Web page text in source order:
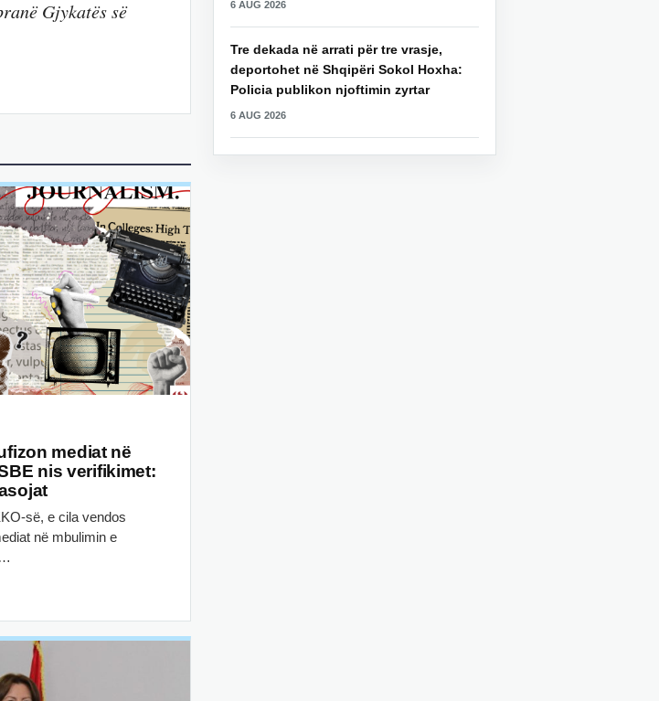
Gjykatës së
mediat në
nis verifikimet:
së, e cila vendos
në mbulimin e
6 AUG 2026
Tre dekada në arrati për tre vrasje,
deportohet në Shqipëri Sokol Hoxha:
Policia publikon njoftimin zyrtar
6 AUG 2026